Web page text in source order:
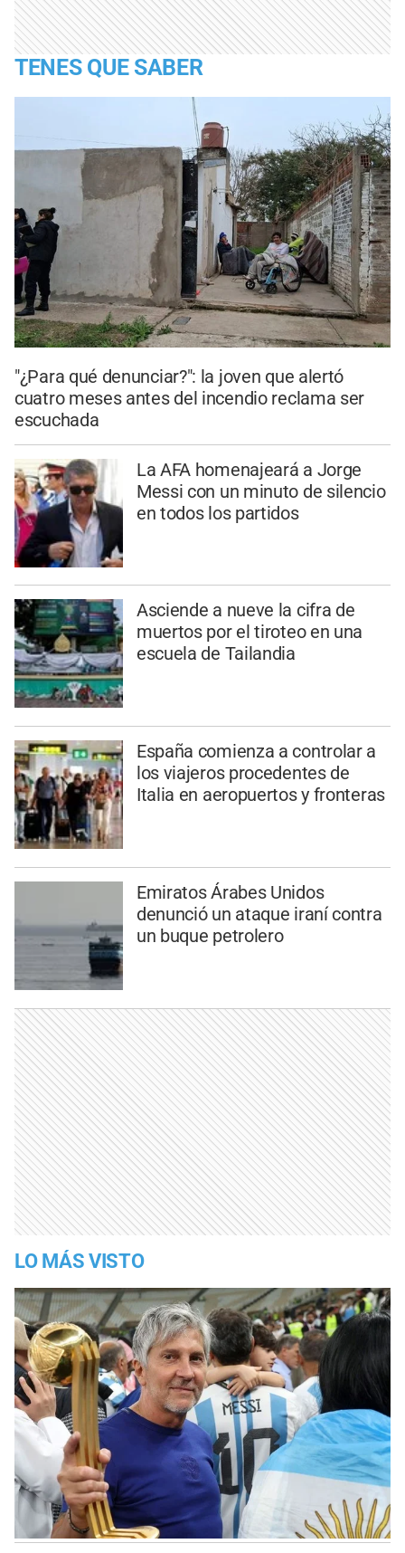
TENES QUE SABER
"¿Para qué denunciar?": la joven que alertó
cuatro meses antes del incendio reclama ser
escuchada
La AFA homenajeará a Jorge
Messi con un minuto de silencio
en todos los partidos
Asciende a nueve la cifra de
muertos por el tiroteo en una
escuela de Tailandia
España comienza a controlar a
los viajeros procedentes de
Italia en aeropuertos y fronteras
Emiratos Árabes Unidos
denunció un ataque iraní contra
un buque petrolero
LO MÁS VISTO